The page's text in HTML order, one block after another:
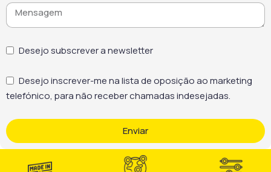
Desejo subscrever a newsletter
Desejo inscrever-me na lista de oposição ao marketing
telefónico, para não receber chamadas indesejadas.
Enviar